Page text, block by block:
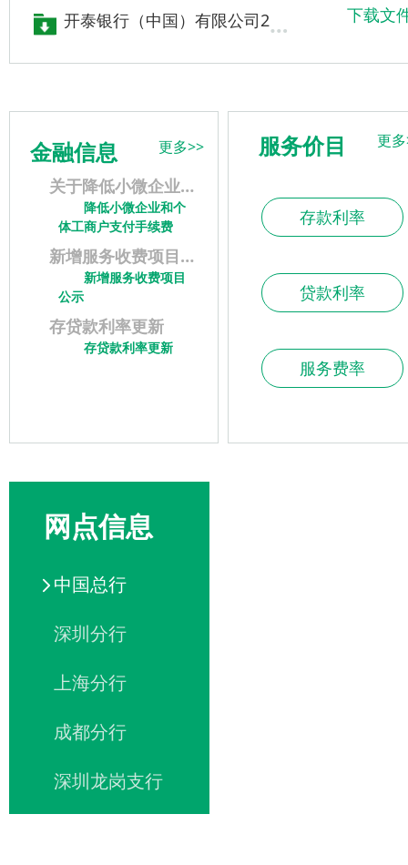
开泰银行（中国）有限公司2017年年报 下载文
金融信息 更多>>
关于降低小微企业及个体工商户支付手续费的公告
降低小微企业和个
体工商户支付手续费
新增服务收费项目公示
新增服务收费项目
公示
存贷款利率更新
存贷款利率更新
服务价目 更
存款利率
贷款利率
服务费率
网点信息
中国总行
深圳分行
上海分行
成都分行
深圳龙岗支行